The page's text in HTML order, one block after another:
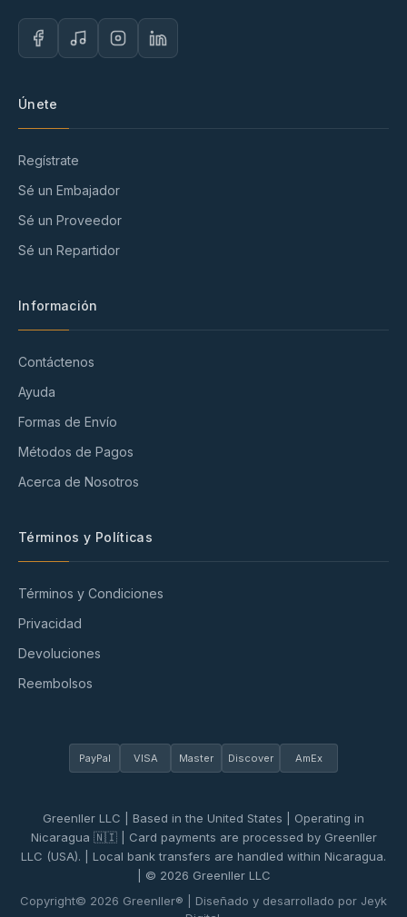
Únete
Regístrate
Sé un Embajador
Sé un Proveedor
Sé un Repartidor
Información
Contáctenos
Ayuda
Formas de Envío
Métodos de Pagos
Acerca de Nosotros
Términos y Políticas
Términos y Condiciones
Privacidad
Devoluciones
Reembolsos
PayPal VISA Master Discover AmEx
Greenller LLC | Based in the United States | Operating in
Nicaragua 🇳🇮 | Card payments are processed by Greenller
LLC (USA). | Local bank transfers are handled within Nicaragua.
| © 2026 Greenller LLC
Copyright© 2026 Greenller® | Diseñado y desarrollado por Jeyk